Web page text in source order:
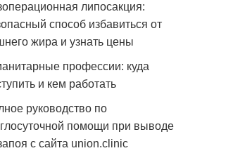
липосакция:
способ избавиться от
жира и узнать цены
профессии: куда
и кем работать
руководство по
помощи при выводе
с сайта union.clinic